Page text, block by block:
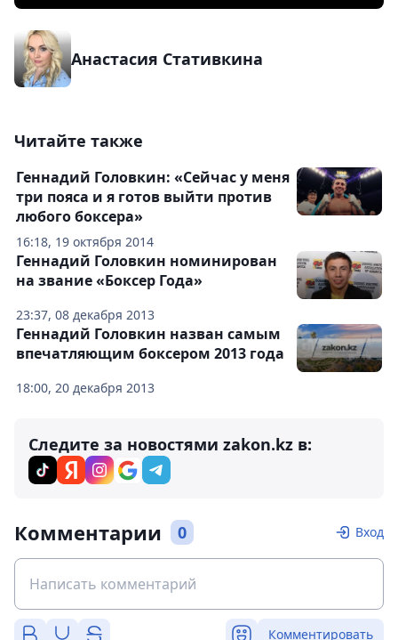
Анастасия Стативкина
Читайте также
16:18, 19 октября 2014
Геннадий Головкин: «Сейчас у меня
три пояса и я готов выйти против
любого боксера»
23:37, 08 декабря 2013
Геннадий Головкин номинирован
на звание «Боксер Года»
18:00, 20 декабря 2013
Геннадий Головкин назван самым
впечатляющим боксером 2013 года
Следите за новостями zakon.kz в:
Комментарии 0 Вход
Комментировать